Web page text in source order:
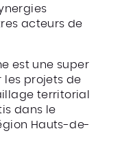
acteurs de
est une super
les projets de
territorial
dans le
Hauts-de-